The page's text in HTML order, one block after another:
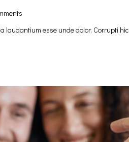
laudantium esse unde dolor. Corrupti hic